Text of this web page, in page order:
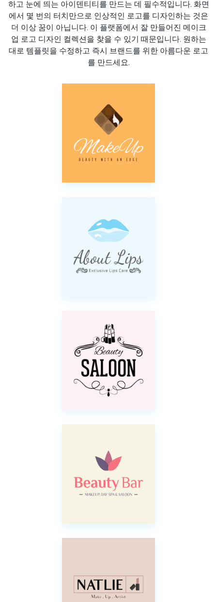
하고 눈에 띄는 아이덴티티를 만드는 데 필수적입니다. 화면
에서 몇 번의 터치만으로 인상적인 로고를 디자인하는 것은
더 이상 꿈이 아닙니다. 이 플랫폼에서 잘 만들어진 메이크
업 로고 디자인 컬렉션을 찾을 수 있기 때문입니다. 원하는
대로 템플릿을 수정하고 즉시 브랜드를 위한 아름다운 로고
를 만드세요.